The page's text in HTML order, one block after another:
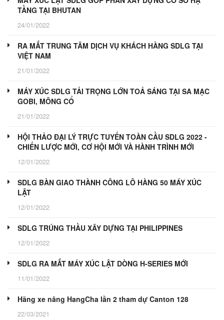
TẦNG TẠI BHUTAN
24/01/2022
RA MẮT TRUNG TÂM DỊCH VỤ KHÁCH HÀNG SDLG TẠI
VIỆT NAM
21/01/2022
MÁY XÚC SDLG TẢI TRỌNG LỚN TOẢ SÁNG TẠI SA MẠC
GOBI, MÔNG CỔ
21/01/2022
HỘI THẢO ĐẠI LÝ TRỰC TUYẾN TOÀN CẦU SDLG 2022 -
CHIẾN LƯỢC MỚI, CƠ HỘI MỚI VÀ HÀNH TRÌNH MỚI
12/01/2022
SDLG BÀN GIAO THÀNH CÔNG LÔ HÀNG 50 MÁY XÚC
LẬT
12/01/2022
SDLG TRÚNG THẦU XÂY DỰNG TẠI PHILIPPINES
12/01/2022
SDLG RA MẮT MÁY XÚC LẬT DÒNG H-SERIES MỚI
11/01/2022
Hãng xe nâng HangCha lần 2 tham dự Canton 128
22/03/2021